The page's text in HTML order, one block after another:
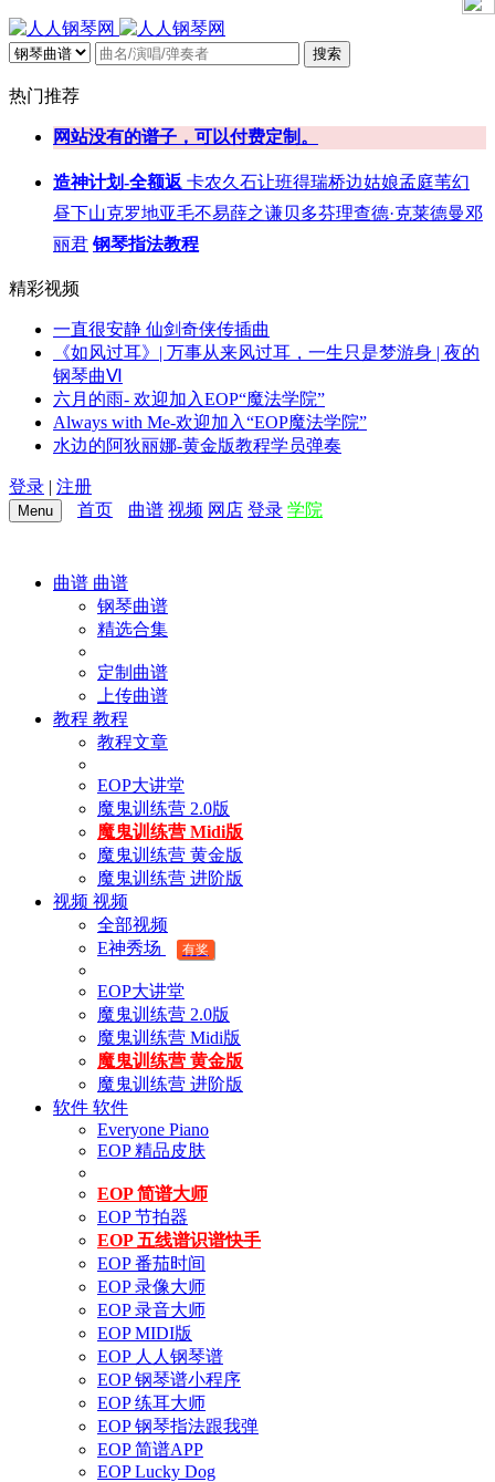
搜索
热门推荐
网站没有的谱子，可以付费定制。
造神计划-全额返 卡农久石让班得瑞桥边姑娘孟庭苇幻
昼下山克罗地亚毛不易薛之谦贝多芬理查德·克莱德曼邓
丽君 钢琴指法教程
精彩视频
一直很安静 仙剑奇侠传插曲
《如风过耳》| 万事从来风过耳，一生只是梦游身 | 夜的
钢琴曲Ⅵ
六月的雨- 欢迎加入EOP“魔法学院”
Always with Me-欢迎加入“EOP魔法学院”
水边的阿狄丽娜-黄金版教程学员弹奏
登录 | 注册
Menu 首页 曲谱 视频 网店 登录 学院
曲谱 曲谱
钢琴曲谱
精选合集
定制曲谱
上传曲谱
教程 教程
教程文章
EOP大讲堂
魔鬼训练营 2.0版
魔鬼训练营 Midi版
魔鬼训练营 黄金版
魔鬼训练营 进阶版
视频 视频
全部视频
E神秀场
有奖
EOP大讲堂
魔鬼训练营 2.0版
魔鬼训练营 Midi版
魔鬼训练营 黄金版
魔鬼训练营 进阶版
软件 软件
Everyone Piano
EOP 精品皮肤
EOP 简谱大师
EOP 节拍器
EOP 五线谱识谱快手
EOP 番茄时间
EOP 录像大师
EOP 录音大师
EOP MIDI版
EOP 人人钢琴谱
EOP 钢琴谱小程序
EOP 练耳大师
EOP 钢琴指法跟我弹
EOP 简谱APP
EOP Lucky Dog